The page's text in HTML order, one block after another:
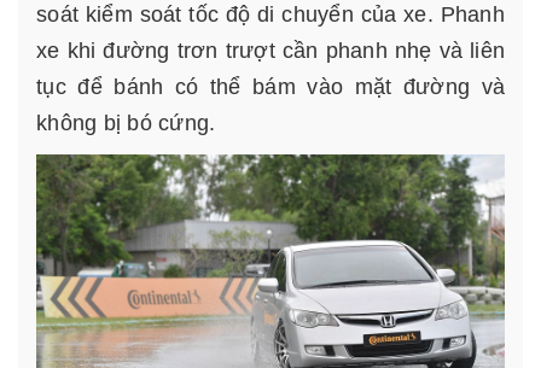
soát kiểm soát tốc độ di chuyển của xe. Phanh
xe khi đường trơn trượt cần phanh nhẹ và liên
tục để bánh có thể bám vào mặt đường và
không bị bó cứng.